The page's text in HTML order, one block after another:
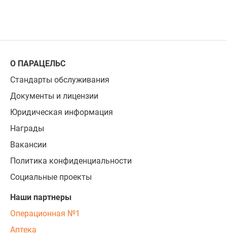
О ПАРАЦЕЛЬС
Стандарты обслуживания
Документы и лицензии
Юридическая информация
Награды
Вакансии
Политика конфиденциальности
Социальные проекты
Наши партнеры
Операционная №1
Аптека